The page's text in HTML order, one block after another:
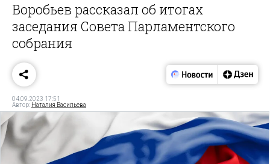
Воробьев рассказал об итогах
заседания Совета Парламентского
собрания
04.09.2023 17:51
Автор: Наталия Васильева